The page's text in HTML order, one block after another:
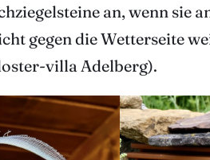
an, wenn sie
gegen die Wetterseite
villa Adelberg).